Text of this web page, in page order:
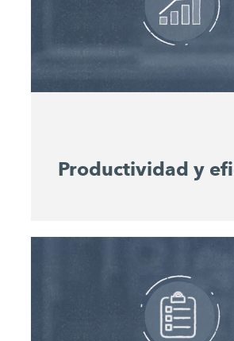
permiten planificar
intervalos de servicio técnico. De
mejorará la disponibilidad de las
mantendrá su valor.
Productividad y
Mediante el Performance
supervisar continuamente el
y pronosticar el consumo de
de potencia relevantes ayudan a los